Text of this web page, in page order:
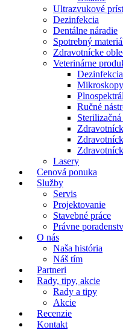
Ultrazvukové
Dezinfekcia
Dentálne náradie
Spotrebný
Zdravotnícke
Veterinárne
Dezinfekcia
Ručné
Lasery
Cenová ponuka
Služby
Servis
Projektovanie
Stavebné práce
Právne
O nás
Naša história
Náš tím
Partneri
Rady, tipy, akcie
Rady a tipy
Akcie
Recenzie
Kontakt